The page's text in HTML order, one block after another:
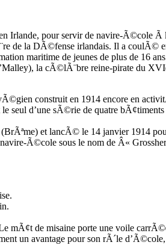
Irlande, pour servir de navire-Ã©cole
de la DÃ©fense irlandais. Il a coulÃ©
maritime de jeunes de plus de 16
la cÃ©lÃ¨bre reine-pirate du
construit en 1914 encore en
le seul d’une sÃ©rie de quatre
et lancÃ© le 14 janvier 1914
Ã©cole sous le nom de Â«
de misaine porte une voile
un avantage pour son rÃ´le